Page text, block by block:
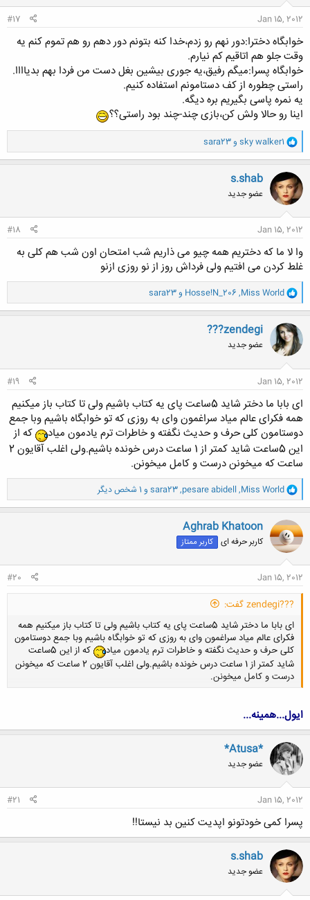
Jan 15, 2012
#17
خوابگاه دخترا:دور نهم رو زدم،خدا کنه بتونم دور دهم رو هم تموم کنم یه
وقت جلو هم اتاقیم کم نیارم.
خوابگاه پسرا:میگم رفیق،یه جوری بیشین بغل دست من فردا بهم بدیاااا.
راستی چطوره از کف دستامونم استفاده کنیم.
یه نمره پاسی بگیریم بره دیگه.
اینا رو حالا ولش کن،بازی چند-چند بود راستی؟؟
و
ا
ک
ن
ش
ه
ا
sky walker1 و sara23
s.shab
عضو جدید
Jan 15, 2012
#18
وا لا ما که دختریم همه چیو می ذاریم شب امتحان اون شب هم کلی به
غلط کردن می افتیم ولی فرداش روز از نو روزی ازنو
و
ا
ک
ن
ش
ه
ا
Miss World
,
Hosse!N_206 وsara23
???zendegi
عضو جدید
Jan 15, 2012
#19
ای بابا ما دختر شاید 5ساعت پای یه کتاب باشیم ولی تا کتاب باز میکنیم
همه فکرای عالم میاد سراغمون وای به روزی که تو خوابگاه باشیم وبا جمع
دوستامون کلی حرف و حدیث نگفته و خاطرات ترم یادمون میاد
که از
این 5ساعت شاید کمتر از 1 ساعت درس خونده باشیم.ولی اغلب آقایون 2
ساعت که میخونن درست و کامل میخونن.
و
ا
ک
ن
ش
ه
ا
Miss World
,
pesare abidell
,
sara23 و 1 شخص دیگر
Aghrab Khatoon
کاربر حرفه ای کاربر ممتاز
Jan 15, 2012
#20
???zendegi گفت:
ای بابا ما دختر شاید 5ساعت پای یه کتاب باشیم ولی تا کتاب باز میکنیم همه
فکرای عالم میاد سراغمون وای به روزی که تو خوابگاه باشیم وبا جمع دوستامون
کلی حرف و حدیث نگفته و خاطرات ترم یادمون میاد
که از این 5ساعت
شاید کمتر از 1 ساعت درس خونده باشیم.ولی اغلب آقایون 2 ساعت که میخونن
درست و کامل میخونن.
ایول...همینه...
*Atusa*
عضو جدید
Jan 15, 2012
#21
پسرا کمی خودتونو اپدیت کنین بد نیستا!!
s.shab
عضو جدید